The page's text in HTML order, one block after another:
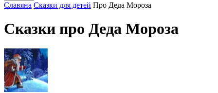
Славяна Сказки для детей Про Деда Мороза
Сказки про Деда Мороза